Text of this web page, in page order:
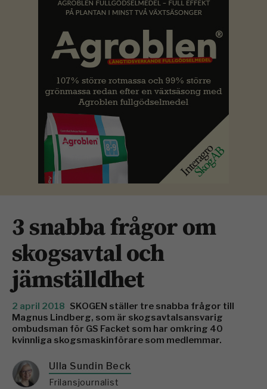
3 snabba frågor om
skogsavtal och
jämställdhet
2 april 2018 SKOGEN ställer tre snabba frågor till
Magnus Lindberg, som är skogs­avtalsansvarig
ombudsman för GS Facket som har omkring 40
kvinnliga skogsmaskinförare som medlemmar.
Ulla Sundin Beck
Frilansjournalist